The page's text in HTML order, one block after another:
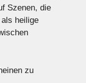
Szenen, die
heilige
zu